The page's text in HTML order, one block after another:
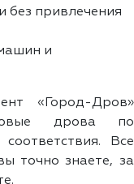
без привлечения
и
«Город-Дров»
дрова по
Все
точно знаете, за